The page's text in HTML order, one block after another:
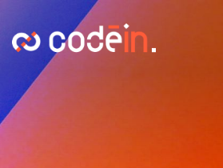
Panneau de gestion des cookies